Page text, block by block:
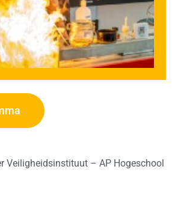
Veiligheidsinstituut – AP Hogeschool